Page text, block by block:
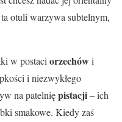
otuli warzywa subtelnym,
w postaci orzechówi
i niezwykłego
na patelniępistacji– ich
smakowe. Kiedy zaś